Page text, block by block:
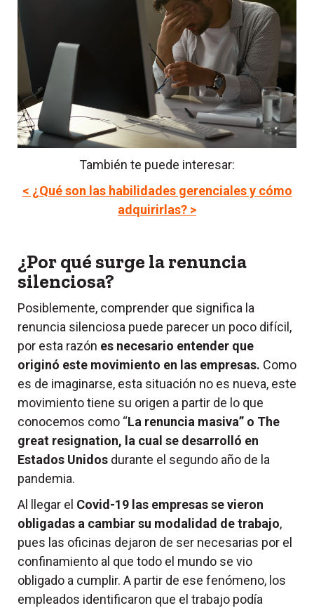
También te puede interesar:
< ¿Qué son las habilidades gerenciales y cómo
adquirirlas? >
¿Por qué surge la renuncia
silenciosa?
Posiblemente, comprender que significa la
renuncia silenciosa puede parecer un poco difícil,
por esta razón es necesario entender que
originó este movimiento en las empresas. Como
es de imaginarse, esta situación no es nueva, este
movimiento tiene su origen a partir de lo que
conocemos como “La renuncia masiva” o The
great resignation, la cual se desarrolló en
Estados Unidos durante el segundo año de la
pandemia.
Al llegar el Covid-19 las empresas se vieron
obligadas a cambiar su modalidad de trabajo,
pues las oficinas dejaron de ser necesarias por el
confinamiento al que todo el mundo se vio
obligado a cumplir. A partir de ese fenómeno, los
empleados identificaron que el trabajo podía